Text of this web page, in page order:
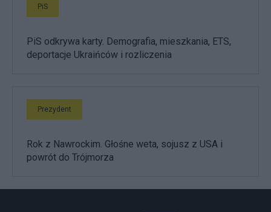
PiS
PiS odkrywa karty. Demografia, mieszkania, ETS,
deportacje Ukraińców i rozliczenia
Prezydent
Rok z Nawrockim. Głośne weta, sojusz z USA i
powrót do Trójmorza